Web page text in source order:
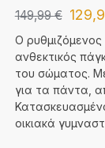
149,99€
Ο ρυθμιζόμενος
ανθεκτικός
του σώματος.
για τα πάντα,
οικιακά